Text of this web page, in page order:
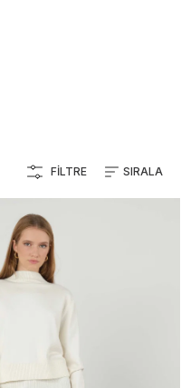
FILTRE SIRALA